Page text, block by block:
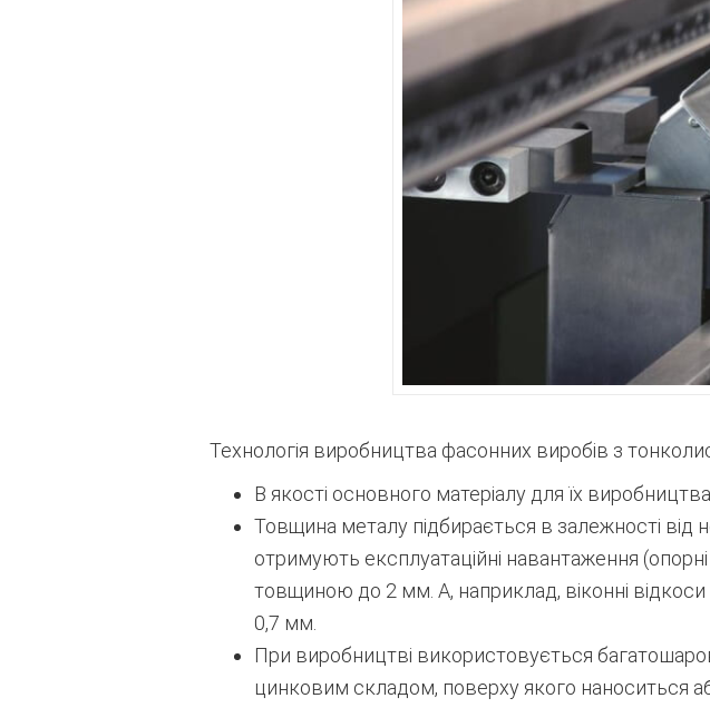
Технологія виробництва фасонних виробів з
В якості основного матеріалу для їх
Товщина металу підбирається в залежності від
отримують експлуатаційні навантаження
товщиною до 2 мм. А, наприклад, віконні
0,7 мм.
При виробництві використовується
цинковим складом, поверху якого наноситься